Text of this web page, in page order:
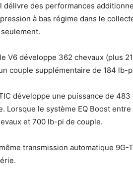
délivre des performances
à bas régime dans le
V6 développe 362 chevaux (plus 21
couple supplémentaire de 184 lb-
développe une puissance de
Lorsque le système EQ Boost entre
et 700 lb-pi de couple.
transmission automatique 9G-